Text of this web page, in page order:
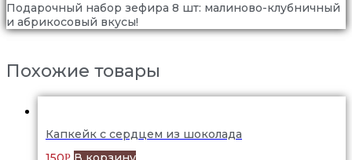
Подарочный набор зефира 8 шт: малиново-клубничный
и абрикосовый вкусы!
Похожие товары
Капкейк с сердцем из шоколада